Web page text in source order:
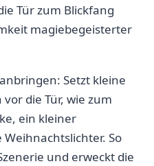
Tür ‍zum Blickfang
magiebegeisterter⁣
Setzt kleine
die‌ Tür, wie ⁤zum
ein kleiner
So
und erweckt‌ die